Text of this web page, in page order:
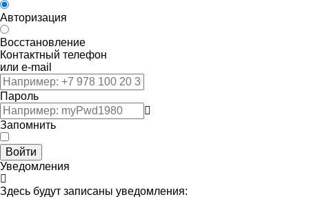
Авторизация
Восстановление
Контактный телефон
или e-mail
Пароль
Запомнить
Войти
Уведомления
Здесь будут записаны уведомления: